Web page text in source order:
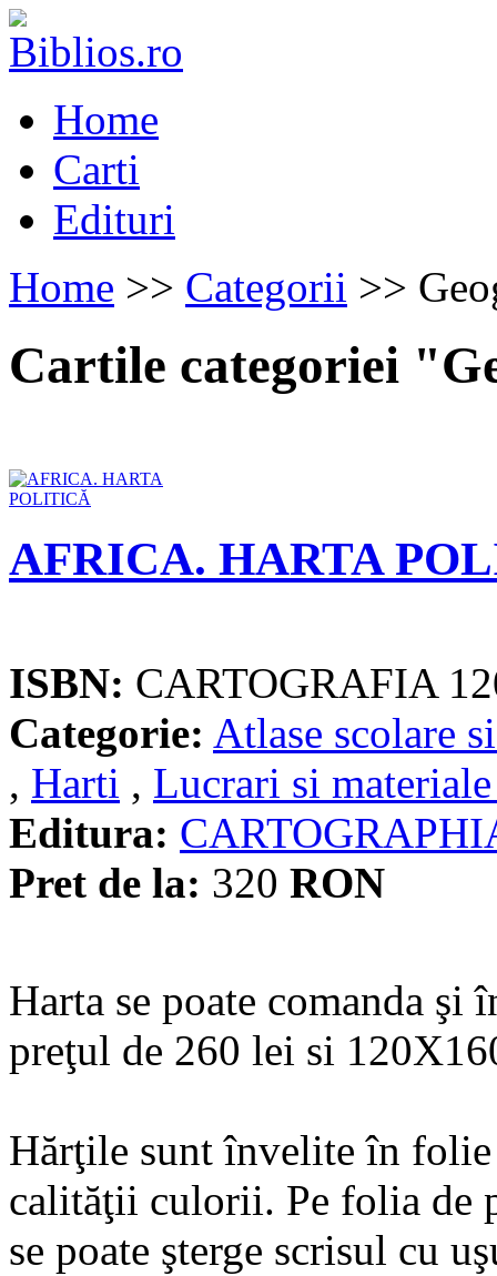
Home
Carti
Edituri
Home >> Categorii >>
Cartile categoriei
AFRICA. HARTA
ISBN: CARTOGRAFIA
Categorie: Atlase scolare
, Harti , Lucrari si
Editura:
Pret de la: 320 RON
Harta se poate comanda
preţul de 260 lei si
Hărţile sunt învelite în folie
calităţii culorii. Pe folia de
se poate şterge scrisul cu